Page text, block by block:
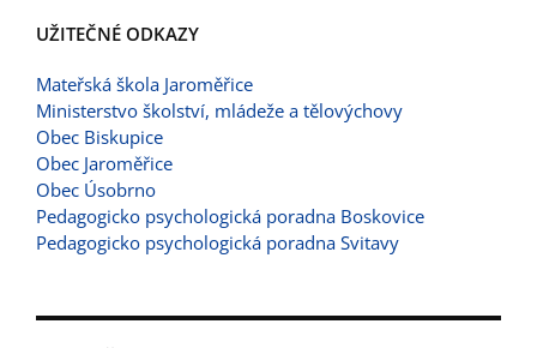
UŽITEČNÉ ODKAZY
Mateřská škola Jaroměřice
Ministerstvo školství, mládeže a tělovýchovy
Obec Biskupice
Obec Jaroměřice
Obec Úsobrno
Pedagogicko psychologická poradna Boskovice
Pedagogicko psychologická poradna Svitavy